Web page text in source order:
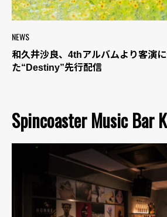
NEWS
和久井沙良、4thアルバムより客演
た“Destiny”先行配信
Spincoaster Music Bar